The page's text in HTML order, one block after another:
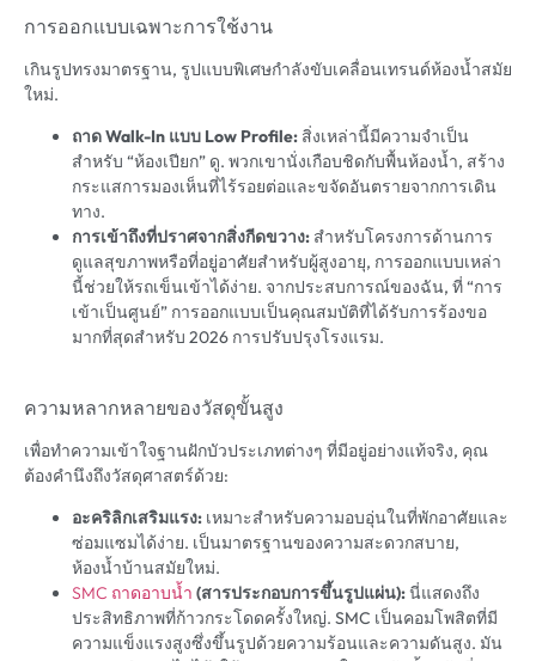
การออกแบบเฉพาะการใช้งาน
เกินรูปทรงมาตรฐาน, รูปแบบพิเศษกำลังขับเคลื่อนเทรนด์ห้องน้ำสมัย
ใหม่.
ถาด Walk-In แบบ Low Profile: สิ่งเหล่านี้มีความจำเป็น
สำหรับ “ห้องเปียก” ดู. พวกเขานั่งเกือบชิดกับพื้นห้องน้ำ, สร้าง
กระแสการมองเห็นที่ไร้รอยต่อและขจัดอันตรายจากการเดิน
ทาง.
การเข้าถึงที่ปราศจากสิ่งกีดขวาง: สำหรับโครงการด้านการ
ดูแลสุขภาพหรือที่อยู่อาศัยสำหรับผู้สูงอายุ, การออกแบบเหล่า
นี้ช่วยให้รถเข็นเข้าได้ง่าย. จากประสบการณ์ของฉัน, ที่ “การ
เข้าเป็นศูนย์” การออกแบบเป็นคุณสมบัติที่ได้รับการร้องขอ
มากที่สุดสำหรับ 2026 การปรับปรุงโรงแรม.
ความหลากหลายของวัสดุขั้นสูง
เพื่อทำความเข้าใจฐานฝักบัวประเภทต่างๆ ที่มีอยู่อย่างแท้จริง, คุณ
ต้องคำนึงถึงวัสดุศาสตร์ด้วย:
อะคริลิกเสริมแรง: เหมาะสำหรับความอบอุ่นในที่พักอาศัยและ
ซ่อมแซมได้ง่าย. เป็นมาตรฐานของความสะดวกสบาย,
ห้องน้ำบ้านสมัยใหม่.
SMC ถาดอาบน้ำ (สารประกอบการขึ้นรูปแผ่น):นี่แสดงถึง
ประสิทธิภาพที่ก้าวกระโดดครั้งใหญ่. SMC เป็นคอมโพสิตที่มี
ความแข็งแรงสูงซึ่งขึ้นรูปด้วยความร้อนและความดันสูง. มัน